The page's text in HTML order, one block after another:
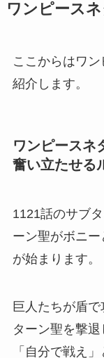
ワンピース
ここからはワ
紹介します。
ワンピースネ
奮い立たせる
1121話のサブ
ーン聖がボニ
が始まります。
巨人たちが盾
ターン聖を撃
「自分で戦え